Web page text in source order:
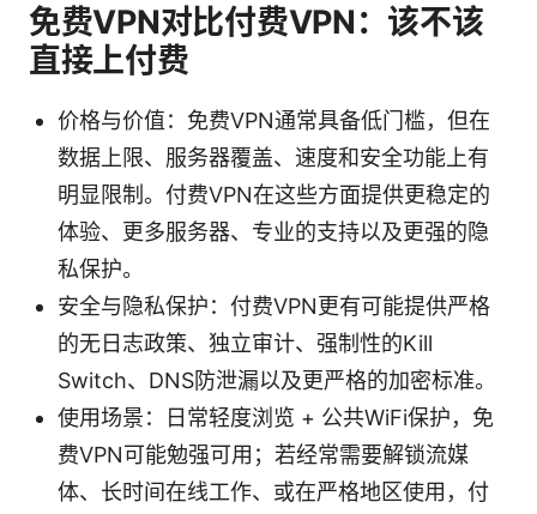
免费VPN对比付费VPN：该不该
直接上付费
价格与价值：免费VPN通常具备低门槛，但在
数据上限、服务器覆盖、速度和安全功能上有
明显限制。付费VPN在这些方面提供更稳定的
体验、更多服务器、专业的支持以及更强的隐
私保护。
安全与隐私保护：付费VPN更有可能提供严格
的无日志政策、独立审计、强制性的Kill
Switch、DNS防泄漏以及更严格的加密标准。
使用场景：日常轻度浏览 + 公共WiFi保护，免
费VPN可能勉强可用；若经常需要解锁流媒
体、长时间在线工作、或在严格地区使用，付